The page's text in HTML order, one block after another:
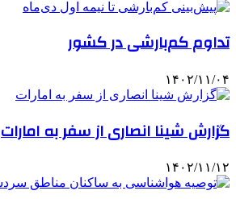
تداوم کم‌بارشی در کشور
۱۴۰۲/۱۱/۰۴
گزارش شینا انصاری از سفر به امارات
۱۴۰۲/۱۱/۱۲